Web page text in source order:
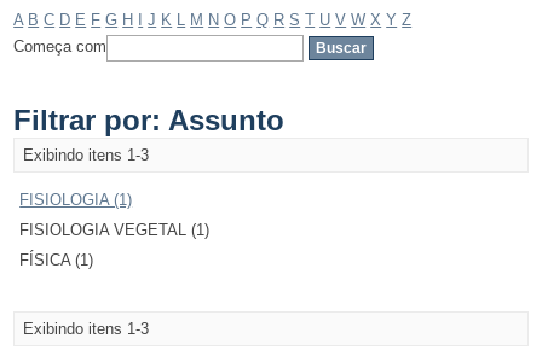
A B C D E F G H J K M N O P Q R S T U V W X Y Z
Começa com
Filtrar por: Assunto
Exibindo itens 1-3
FISIOLOGIA (1)
FISIOLOGIA VEGETAL (1)
FÍSICA (1)
Exibindo itens 1-3